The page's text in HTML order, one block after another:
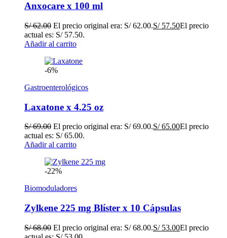
Anxocare x 100 ml
S/62.00 El precio original era: S/ 62.00.S/57.50El precio
actual es: S/ 57.50.
Añadir al carrito
-6%
Gastroenterológicos
Laxatone x 4.25 oz
S/69.00 El precio original era: S/ 69.00.S/65.00El precio
actual es: S/ 65.00.
Añadir al carrito
-22%
Biomoduladores
Zylkene 225 mg Blíster x 10 Cápsulas
S/68.00 El precio original era: S/ 68.00.S/53.00El precio